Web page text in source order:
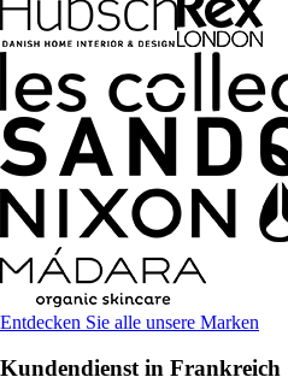
Entdecken Sie alle unsere Marken
Kundendienst in Frankreich